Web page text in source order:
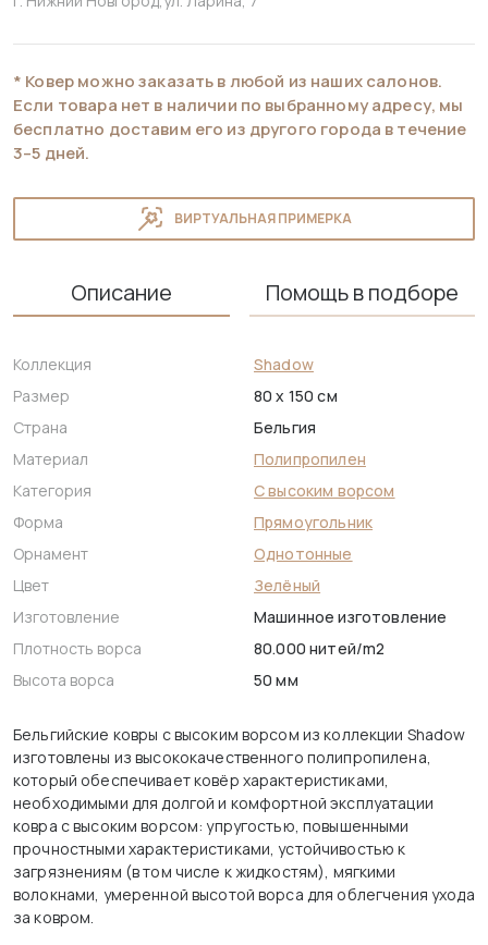
* Ковер можно заказать в любой из наших салонов.
Если товара нет в наличии по выбранному адресу, мы
бесплатно доставим его из другого города в течение
3–5 дней.
ВИРТУАЛЬНАЯ ПРИМЕРКА
Описание Помощь в подборе
Коллекция
Shadow
Размер
80 x 150 см
Страна
Бельгия
Материал
Полипропилен
Категория
С высоким ворсом
Форма
Прямоугольник
Орнамент
Однотонные
Цвет
Зелёный
Изготовление
Машинное изготовление
Плотность ворса
80.000 нитей/m2
Высота ворса
50 мм
Бельгийские ковры с высоким ворсом из коллекции Shadow
изготовлены из высококачественного полипропилена,
который обеспечивает ковёр характеристиками,
необходимыми для долгой и комфортной эксплуатации
ковра с высоким ворсом: упругостью, повышенными
прочностными характеристиками, устойчивостью к
загрязнениям (в том числе к жидкостям), мягкими
волокнами, умеренной высотой ворса для облегчения ухода
за ковром.